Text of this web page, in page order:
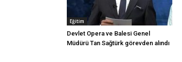
Eğitim
Devlet Opera ve Balesi Genel
Müdürü Tan Sağtürk görevden alındı